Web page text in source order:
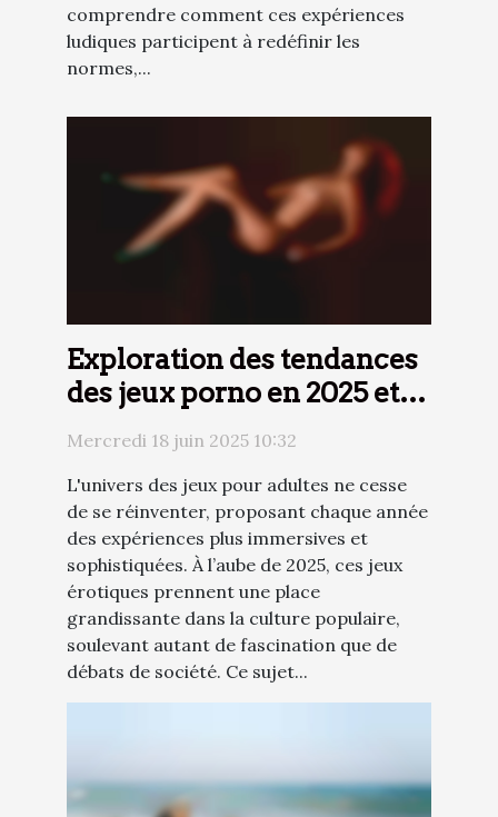
comprendre comment ces expériences
ludiques participent à redéfinir les
normes,...
Exploration des tendances
des jeux porno en 2025 et
leur impact sur la culture
populaire
Mercredi 18 juin 2025 10:32
L'univers des jeux pour adultes ne cesse
de se réinventer, proposant chaque année
des expériences plus immersives et
sophistiquées. À l’aube de 2025, ces jeux
érotiques prennent une place
grandissante dans la culture populaire,
soulevant autant de fascination que de
débats de société. Ce sujet...